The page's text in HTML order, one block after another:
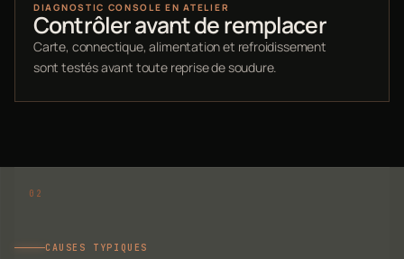
DIAGNOSTIC CONSOLE EN ATELIER
Contrôler avant de remplacer
Carte, connectique, alimentation et refroidissement
sont testés avant toute reprise de soudure.
CAUSES TYPIQUES